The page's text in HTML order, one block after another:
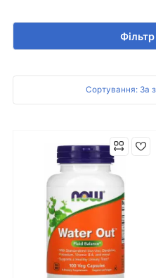
Фільтр
Сортування: За